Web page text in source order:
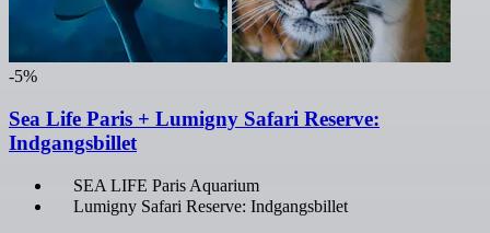
-5%
Sea Life Paris + Lumigny Safari Reserve:
Indgangsbillet
SEA LIFE Paris Aquarium
Lumigny Safari Reserve: Indgangsbillet